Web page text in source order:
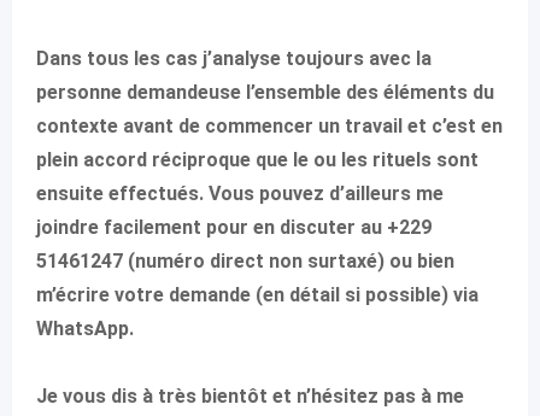
Dans tous les cas j’analyse toujours avec la
personne demandeuse l’ensemble des éléments du
contexte avant de commencer un travail et c’est en
plein accord réciproque que le ou les rituels sont
ensuite effectués. Vous pouvez d’ailleurs me
joindre facilement pour en discuter au +229
51461247 (numéro direct non surtaxé) ou bien
m’écrire votre demande (en détail si possible) via
WhatsApp.
Je vous dis à très bientôt et n’hésitez pas à me